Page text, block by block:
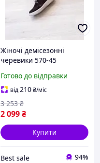
Жіночі демісезонні
черевики 570-45
Готово до відправки
від210₴/міс
2 099₴
3 253 ₴
Купити
Best sale 94%